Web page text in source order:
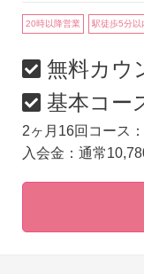
20時以降営業 駅徒歩5分以
無料カウ
基本コー
2ヶ月16回コース
入会金：通常